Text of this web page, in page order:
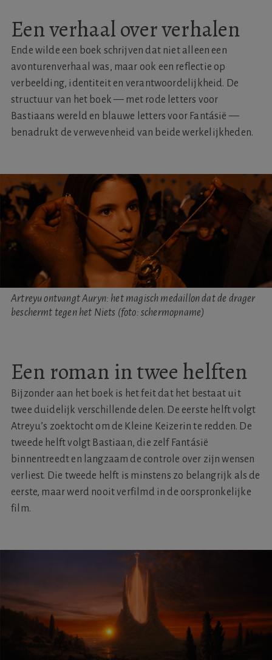
Een verhaal over verhalen
Ende wilde een boek schrijven dat niet alleen een
avonturenverhaal was, maar ook een reflectie op
verbeelding, identiteit en verantwoordelijkheid. De
structuur van het boek — met rode letters voor
Bastiaans wereld en blauwe letters voor Fantásië —
benadrukt de verwevenheid van beide werkelijkheden.
Artreyu ontvangt Auryn: het magisch medaillon dat de drager
beschermt tegen het Niets (foto: schermopname)
Een roman in twee helften
Bijzonder aan het boek is het feit dat het bestaat uit
twee duidelijk verschillende delen. De eerste helft volgt
Atreyu’s zoektocht om de Kleine Keizerin te redden. De
tweede helft volgt Bastiaan, die zelf Fantásië
binnentreedt en langzaam de controle over zijn wensen
verliest. Die tweede helft is minstens zo belangrijk als de
eerste, maar werd nooit verfilmd in de oorspronkelijke
film.